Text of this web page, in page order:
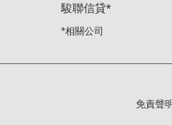
駿聯信貸*
*相關公司
免責聲明